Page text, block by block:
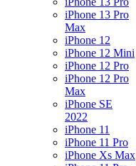
iPhone 13 Pro
Max
iPhone 12
iPhone 12 Mini
iPhone 12 Pro
iPhone 12 Pro
Max
iPhone SE
2022
iPhone 11
iPhone 11 Pro
iPhone Xs Max